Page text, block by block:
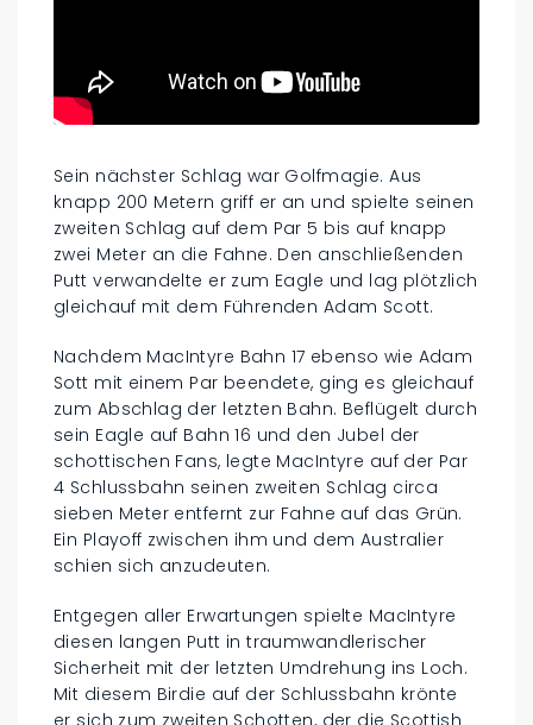
Sein nächster Schlag war Golfmagie. Aus
knapp 200 Metern griff er an und spielte seinen
zweiten Schlag auf dem Par 5 bis auf knapp
zwei Meter an die Fahne. Den anschließenden
Putt verwandelte er zum Eagle und lag plötzlich
gleichauf mit dem Führenden Adam Scott.
Nachdem MacIntyre Bahn 17 ebenso wie Adam
Sott mit einem Par beendete, ging es gleichauf
zum Abschlag der letzten Bahn. Beflügelt durch
sein Eagle auf Bahn 16 und den Jubel der
schottischen Fans, legte MacIntyre auf der Par
4 Schlussbahn seinen zweiten Schlag circa
sieben Meter entfernt zur Fahne auf das Grün.
Ein Playoff zwischen ihm und dem Australier
schien sich anzudeuten.
Entgegen aller Erwartungen spielte MacIntyre
diesen langen Putt in traumwandlerischer
Sicherheit mit der letzten Umdrehung ins Loch.
Mit diesem Birdie auf der Schlussbahn krönte
er sich zum zweiten Schotten, der die Scottish